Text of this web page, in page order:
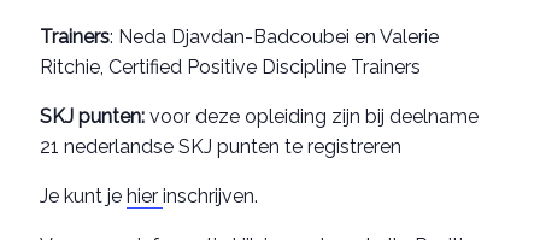
Trainers: Neda Djavdan-Badcoubei en Valerie
Ritchie, Certified Positive Discipline Trainers
SKJ punten: voor deze opleiding zijn bij deelname
21 nederlandse SKJ punten te registreren
Je kunt jehierinschrijven.